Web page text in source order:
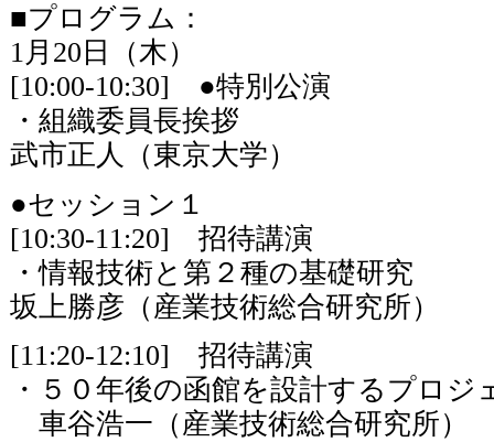
■プログラム：
1月20日（木）
[10:00-10:30] ●特別公演
・組織委員長挨拶
武市正人（東京大学）
●セッション１
[10:30-11:20] 招待講演
・情報技術と第２種の基礎研究
坂上勝彦（産業技術総合研究所）
[11:20-12:10] 招待講演
・５０年後の函館を設計するプロジ
車谷浩一（産業技術総合研究所）